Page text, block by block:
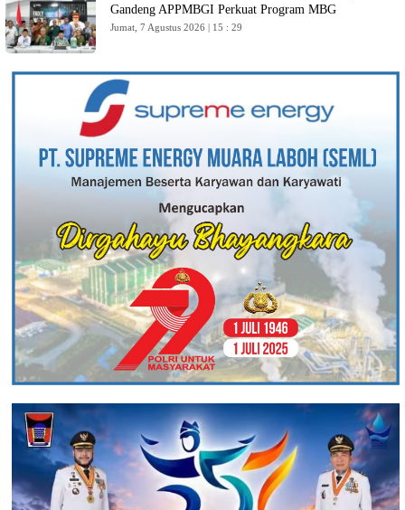
Gandeng APPMBGI Perkuat Program MBG
Jumat, 7 Agustus 2026 | 15 : 29